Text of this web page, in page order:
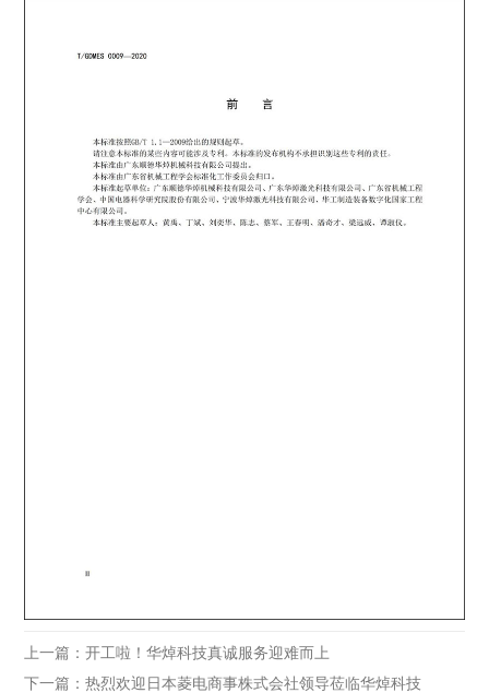
上一篇：开工啦！华焯科技真诚服务迎难而上
下一篇：热烈欢迎日本菱电商事株式会社领导莅临华焯科技